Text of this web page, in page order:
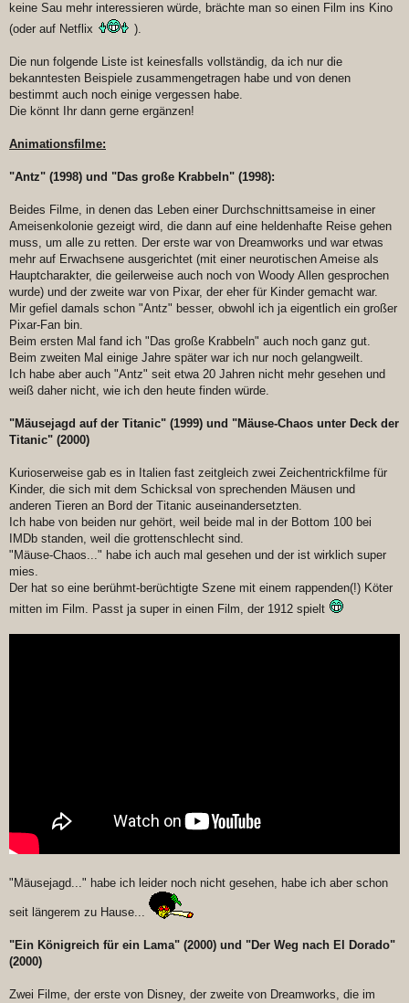
keine Sau mehr interessieren würde, brächte man so einen Film ins Kino
(oder auf Netflix
).
Die nun folgende Liste ist keinesfalls vollständig, da ich nur die
bekanntesten Beispiele zusammengetragen habe und von denen
bestimmt auch noch einige vergessen habe.
Die könnt Ihr dann gerne ergänzen!
Animationsfilme:
"Antz" (1998) und "Das große Krabbeln" (1998):
Beides Filme, in denen das Leben einer Durchschnittsameise in einer
Ameisenkolonie gezeigt wird, die dann auf eine heldenhafte Reise gehen
muss, um alle zu retten. Der erste war von Dreamworks und war etwas
mehr auf Erwachsene ausgerichtet (mit einer neurotischen Ameise als
Hauptcharakter, die geilerweise auch noch von Woody Allen gesprochen
wurde) und der zweite war von Pixar, der eher für Kinder gemacht war.
Mir gefiel damals schon "Antz" besser, obwohl ich ja eigentlich ein großer
Pixar-Fan bin.
Beim ersten Mal fand ich "Das große Krabbeln" auch noch ganz gut.
Beim zweiten Mal einige Jahre später war ich nur noch gelangweilt.
Ich habe aber auch "Antz" seit etwa 20 Jahren nicht mehr gesehen und
weiß daher nicht, wie ich den heute finden würde.
"Mäusejagd auf der Titanic" (1999) und "Mäuse-Chaos unter Deck der
Titanic" (2000)
Kurioserweise gab es in Italien fast zeitgleich zwei Zeichentrickfilme für
Kinder, die sich mit dem Schicksal von sprechenden Mäusen und
anderen Tieren an Bord der Titanic auseinandersetzten.
Ich habe von beiden nur gehört, weil beide mal in der Bottom 100 bei
IMDb standen, weil die grottenschlecht sind.
"Mäuse-Chaos..." habe ich auch mal gesehen und der ist wirklich super
mies.
Der hat so eine berühmt-berüchtigte Szene mit einem rappenden(!) Köter
mitten im Film. Passt ja super in einen Film, der 1912 spielt
"Mäusejagd..." habe ich leider noch nicht gesehen, habe ich aber schon
seit längerem zu Hause...
"Ein Königreich für ein Lama" (2000) und "Der Weg nach El Dorado"
(2000)
Zwei Filme, der erste von Disney, der zweite von Dreamworks, die im